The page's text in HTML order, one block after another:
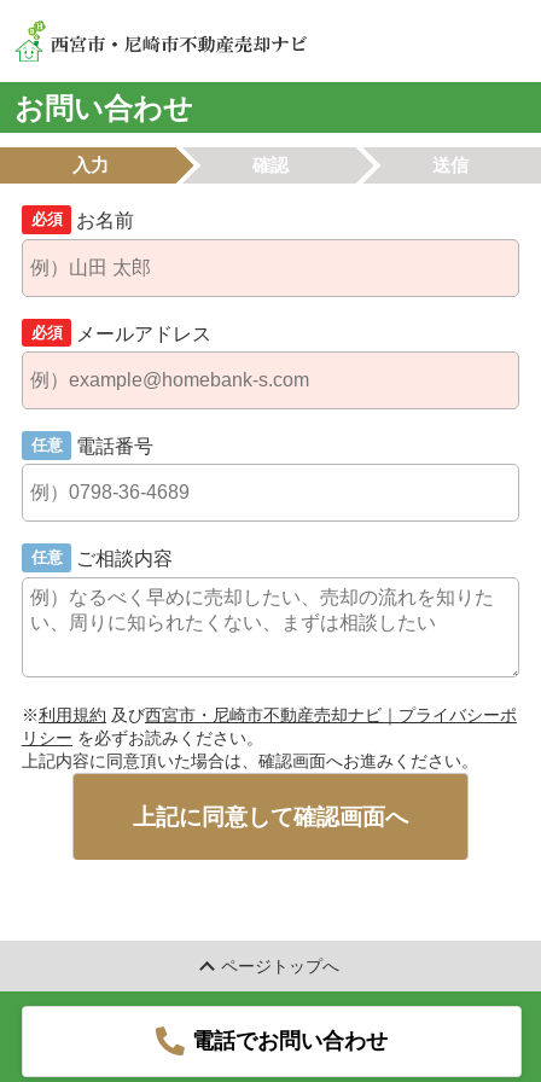
お問い合わせ
入力 確認 送信
必須 お名前
必須 メールアドレス
任意 電話番号
任意 ご相談内容
※利用規約 及び西宮市・尼崎市不動産売却ナビ｜プライバシーポ
リシー を必ずお読みください。
上記内容に同意頂いた場合は、確認画面へお進みください。
上記に同意して確認画面へ
ページトップへ
電話でお問い合わせ